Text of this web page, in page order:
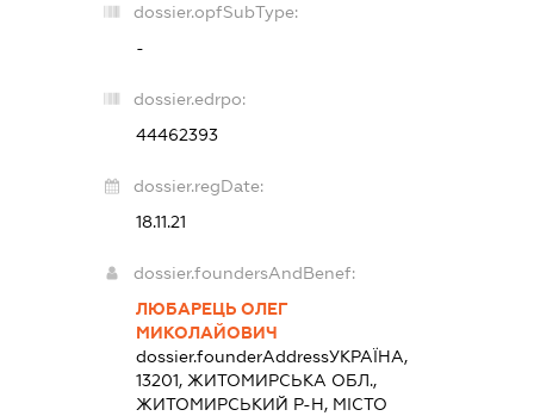
dossier.opfSubType:
-
dossier.edrpo:
44462393
dossier.regDate:
18.11.21
dossier.foundersAndBenef:
ЛЮБАРЕЦЬ ОЛЕГ
МИКОЛАЙОВИЧ
dossier.founderAddressУКРАЇНА,
13201, ЖИТОМИРСЬКА ОБЛ.,
ЖИТОМИРСЬКИЙ Р-Н, МІСТО